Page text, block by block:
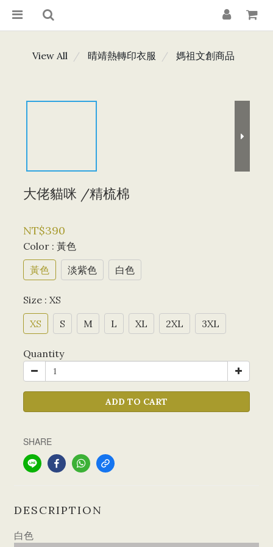
View All 晴靖熱轉印衣服 媽祖文創商品
大佬貓咪 /精梳棉
NT$390
Color : 黃色
黃色
淡紫色 白色
Size : XS
XS
S M L XL 2XL 3XL
Quantity
ADD TO CART
SHARE
DESCRIPTION
白色